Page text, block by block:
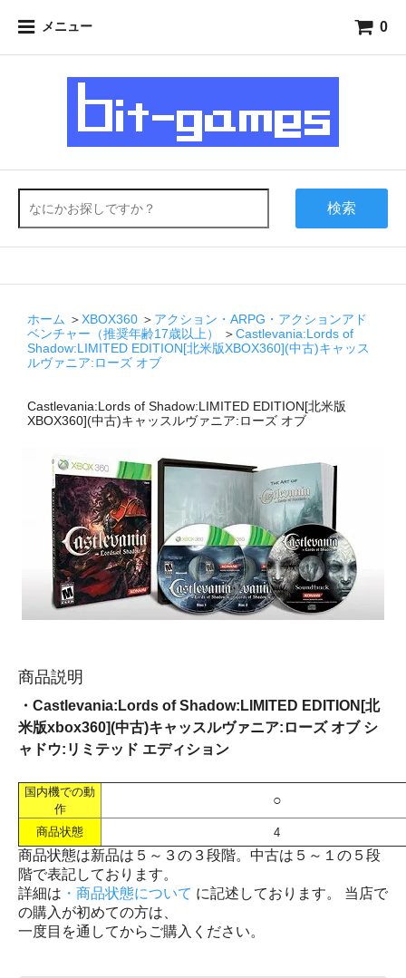
メニュー 0
検索
ホーム ＞XBOX360 ＞ アクション・ARPG・アクションアド
ベンチャー（推奨年齢17歳以上）
＞Castlevania:Lords of
Shadow:LIMITED EDITION[北米版XBOX360](中古)キャッス
ルヴァニア:ローズ オブ
Castlevania:Lords of Shadow:LIMITED EDITION[北米版
XBOX360](中古)キャッスルヴァニア:ローズ オブ
商品説明
・Castlevania:Lords of Shadow:LIMITED EDITION[北
米版xbox360](中古)キャッスルヴァニア:ローズ オブ シ
ャドウ:リミテッド エディション
国内機での動
作
○
商品状態 4
商品状態は新品は５～３の３段階。中古は５～１の５段
階で表記しております。
詳細は ・商品状態について に記述しております。 当店で
の購入が初めての方は、
一度目を通してからご購入ください。